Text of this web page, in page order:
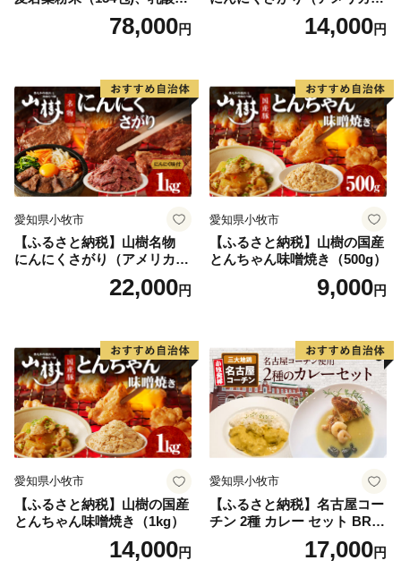
+大麦若葉粉末（7包) 山本
78,000円 14,000円
愛知県小牧市
【ふるさと納税】山樹名物
にんにくさがり（アメリカ産
22,000円
愛知県小牧市
【ふるさと納税】山樹の国産
とんちゃん味噌焼き（500g）
9,000円
愛知県小牧市
【ふるさと納税】山樹の国産
とんちゃん味噌焼き（1kg）
14,000円
愛知県小牧市
【ふるさと納税】名古屋コー
チン 2種 カレー セット BRIC
K CAFE ブリックカフェ グ
リーンカレー バターチキン
17,000円